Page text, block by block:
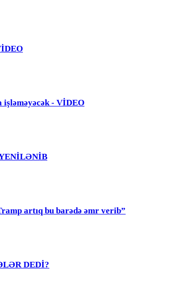
işləməyəcək - VİDEO
artıq bu barədə əmr verib”
DEDİ?